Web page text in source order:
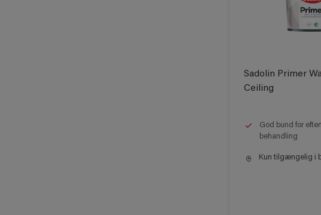
Sadolin Primer
Ceiling
God bund for
behandling
Kun tilgængelig i